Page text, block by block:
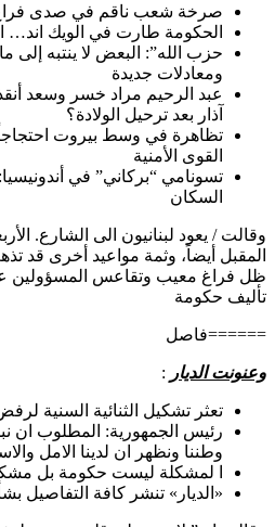
صرخة شعب ناقم في صدى
الحكومة طارت في الويك
حزب الله”: البعض لا ينتبه
ومعادلات جديدة
آذار بعد ترحيل الولادة؟
تظاهرة في وسط بيروت
القوى الأمنية
تسونامي “بركاني” في
السكان
وقالت / يعود لبنانيون الى الشارع.
المقبل أيضاً، وثمة مواعيد أخرى قد
ظل فراغ معيب وتقاعس المسؤولين عن
تأليف حكومة
======فاصل
وعنونت الديار :
تعثر تشكيل الثنائية السنية
رئيس الجمهورية: المطلوب ان
وطننا ونظهر ان لدينا الامل
ا لمشكلة ليست حكومة بل
«الديار» تنشر كافة التفاصيل